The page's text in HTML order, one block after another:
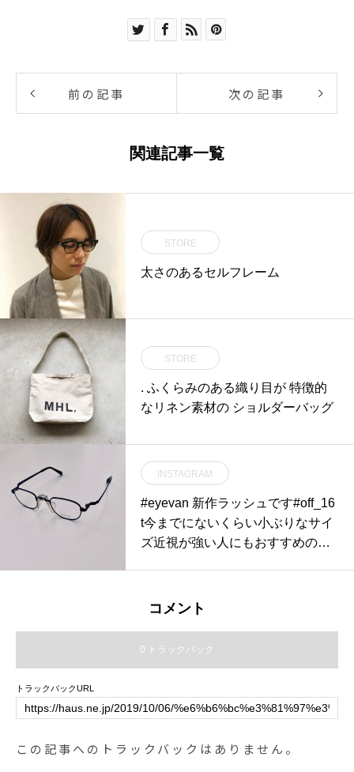
前の記事 次の記事
関連記事一覧
STORE
太さのあるセルフレーム
STORE
. ふくらみのある織り目が 特徴的
なリネン素材の ショルダーバッグ
INSTAGRAM
#eyevan 新作ラッシュです#off_16
t今までにないくらい小ぶりなサイ
ズ近視が強い人にもおすすめのデ
ptical#めがね#hausmatsue #島根#
コメント
0 トラックバック
トラックバックURL
この記事へのトラックバックはありません。